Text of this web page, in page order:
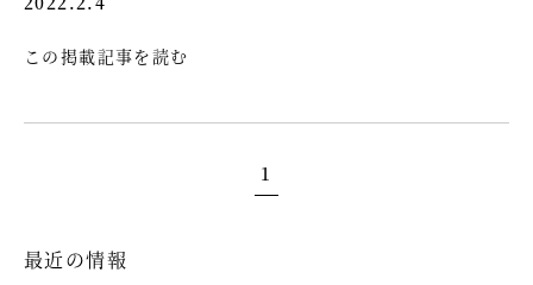
この掲載記事を読む
1
最近の情報